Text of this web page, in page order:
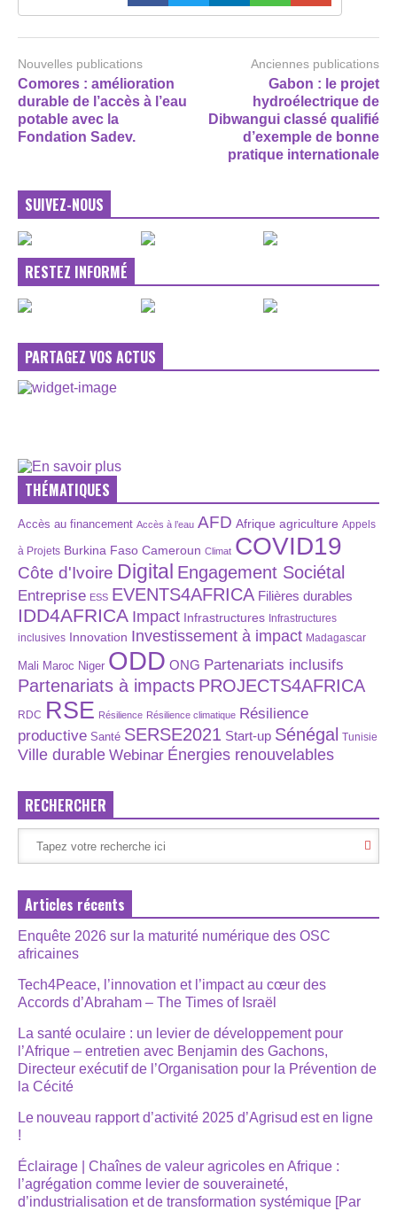
Nouvelles publications
Comores : amélioration
durable de l’accès à l’eau
potable avec la
Fondation Sadev.
Anciennes publications
Gabon : le projet
hydroélectrique de
Dibwangui classé qualifié
d’exemple de bonne
pratique internationale
SUIVEZ-NOUS
RESTEZ INFORMÉ
PARTAGEZ VOS ACTUS
THÉMATIQUES
Accès au financement Accès à l’eau AFD Afrique agriculture Appels
à Projets Burkina Faso Cameroun Climat COVID19
Côte d'Ivoire Digital Engagement Sociétal
Entreprise ESS EVENTS4AFRICA Filières durables
IDD4AFRICA Impact Infrastructures Infrastructures
inclusives Innovation Investissement à impact Madagascar
Mali Maroc Niger ODD ONG Partenariats inclusifs
Partenariats à impacts PROJECTS4AFRICA
RDC RSE Résilience Résilience climatique Résilience
productive Santé SERSE2021 Start-up Sénégal Tunisie
Ville durable Webinar Énergies renouvelables
RECHERCHER
Articles récents
Enquête 2026 sur la maturité numérique des OSC
africaines
Tech4Peace, l’innovation et l’impact au cœur des
Accords d’Abraham – The Times of Israël
La santé oculaire : un levier de développement pour
l’Afrique – entretien avec Benjamin des Gachons,
Directeur exécutif de l’Organisation pour la Prévention de
la Cécité
Le nouveau rapport d’activité 2025 d’Agrisud est en ligne
!
Éclairage | Chaînes de valeur agricoles en Afrique :
l’agrégation comme levier de souveraineté,
d’industrialisation et de transformation systémique [Par